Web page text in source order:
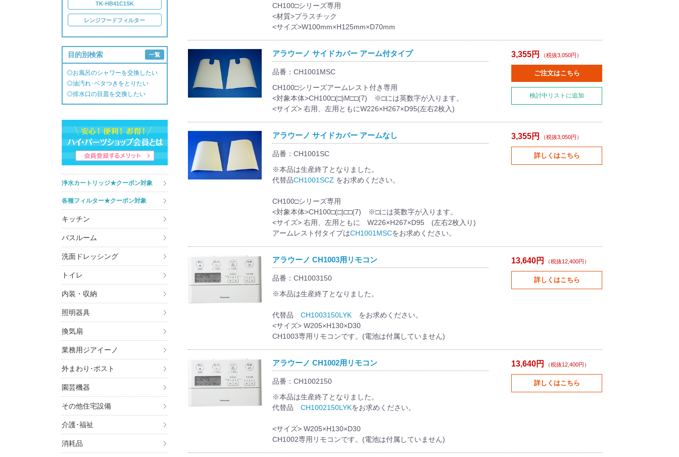
TK-HB41C1SK
レンジフードフィルター
目的別検索 一覧
◎お風呂のシャワーを交換したい
◎油汚れ･ベタつきをとりたい
◎排水口の目皿を交換したい
浄水カートリッジ★クーポン対象
各種フィルター★クーポン対象
キッチン
バスルーム
洗面ドレッシング
トイレ
内装・収納
照明器具
換気扇
業務用ジアイーノ
外まわり･ポスト
園芸機器
その他住宅設備
介護･福祉
消耗品
CH100□シリーズ専用
<材質>プラスチック
<サイズ>W100mm×H125mm×D70mm
アラウーノ サイドカバー アーム付タイプ
品番：CH1001MSC
CH100□シリーズアームレスト付き専用
<対象本体>CH100□(□)M□□(7) ※□には英数字が入ります。
<サイズ> 右用、左用ともにW226×H267×D95(左右2枚入)
3,355円 （税抜3,050円）
ご注文はこちら
検討中リストに追加
アラウーノ サイドカバー アームなし
品番：CH1001SC
※本品は生産終了となりました。
代替品CH1001SCZ をお求めください。
CH100□シリーズ専用
<対象本体>CH100□(□)□□(7) ※□には英数字が入ります。
<サイズ> 右用、左用ともに W226×H267×D95 (左右2枚入り)
アームレスト付タイプはCH1001MSCをお求めください。
3,355円 （税抜3,050円）
詳しくはこちら
アラウーノ CH1003用リモコン
品番：CH1003150
※本品は生産終了となりました。
代替品 CH1003150LYKをお求めください。
<サイズ> W205×H130×D30
CH1003専用リモコンです。(電池は付属していません)
13,640円 （税抜12,400円）
詳しくはこちら
アラウーノ CH1002用リモコン
品番：CH1002150
※本品は生産終了となりました。
代替品 CH1002150LYKをお求めください。
<サイズ> W205×H130×D30
CH1002専用リモコンです。(電池は付属していません)
13,640円 （税抜12,400円）
詳しくはこちら